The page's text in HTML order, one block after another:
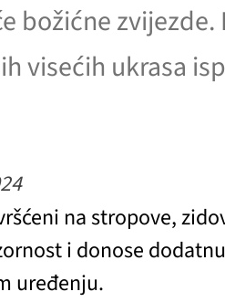
božićne zvijezde.
visećih ukrasa
na stropove,
i donose
uređenju.